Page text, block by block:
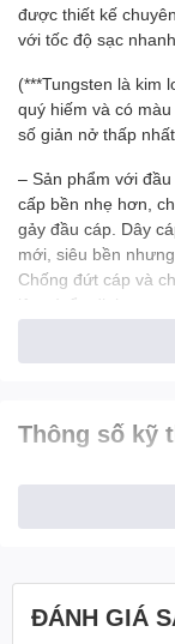
được thiết kế
với tốc độ sạc
(***Tungsten là kim
quý hiếm và có
số giản nở thấp
– Sản phẩm với
cấp bền nhẹ hơn,
gảy đầu cáp. Dây
mới, siêu bền
Chống đứt cáp và
lâu và ổn định.
– Hỗ trợ nhiều mức
với thiết bị và từng
đảm bảo an toàn,
– Dây cáp với
định công suất khi
Thông số kỹ
ĐÁNH GIÁ